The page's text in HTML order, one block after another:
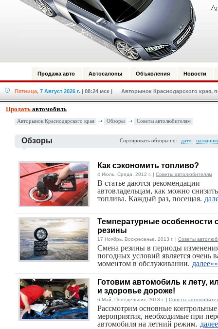
Продажа авто Автосалоны Объявления Новости
Пятница, 7 Август 2026 г. | 08:24 мск | Авторынок Краснодарского края,
Продать автомобиль
Авторынок Краснодарского края Обзоры Советы автолюбителям
Обзоры Сортировать обзоры по: дате названию
Как сэкономить топливо?
4 Июль, Среда, 2012 г. | Советы автолюбителям
В статье даются рекомендации
автовладельцам, как можно
топлива. Каждый раз, посещая.
Температурные особенности
резины
17 Ноябрь, Воскресенье, 2013 г. | Советы
Смена резины в периоды
погодных условий является очень
моментом в обслуживании. далее»»
Готовим автомобиль к лету,
и здоровье дороже!
6 Май, Понедельник, 2013 г. | Советы
Рассмотрим основные контрольные
мероприятия, необходимые при
автомобиля на летний режим.